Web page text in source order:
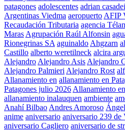
patagones adolescentes adrian casadei
Argentinas Viedma aeropuerto AFIP
Recaudación Tributaria agencia
Maras Agrupación Raúl Alfonsin
Rionegrinas SA aguinaldo Ahgzarn
Castillo alberto weretilneck alcira
Alejandro Alejandro Asis Alejandro
Alejandro Palmieri Alejandro Rost
Allanamiento en allanamiento en
Patagones julio 2026 Allanamiento
allanamiento inalauquen ambiente
Anahí Bilbao Andres Amoroso
anime aniversario aniversario 239 de
aniversario Cagliero aniversario de